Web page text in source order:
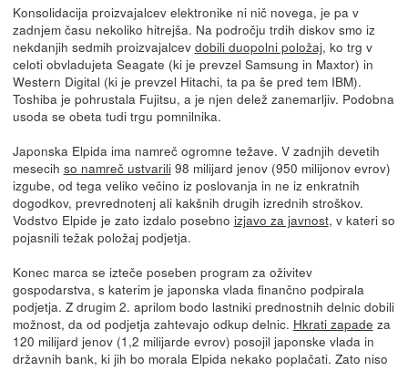
Konsolidacija proizvajalcev elektronike ni nič novega, je pa v
zadnjem času nekoliko hitrejša. Na področju trdih diskov smo iz
nekdanjih sedmih proizvajalcev dobili duopolni položaj, ko trg v
celoti obvladujeta Seagate (ki je prevzel Samsung in Maxtor) in
Western Digital (ki je prevzel Hitachi, ta pa še pred tem IBM).
Toshiba je pohrustala Fujitsu, a je njen delež zanemarljiv. Podobna
usoda se obeta tudi trgu pomnilnika.
Japonska Elpida ima namreč ogromne težave. V zadnjih devetih
mesecih so namreč ustvarili98 milijard jenov (950 milijonov evrov)
izgube, od tega veliko večino iz poslovanja in ne iz enkratnih
dogodkov, prevrednotenj ali kakšnih drugih izrednih stroškov.
Vodstvo Elpide je zato izdalo posebno izjavo za javnost, v kateri so
pojasnili težak položaj podjetja.
Konec marca se izteče poseben program za oživitev
gospodarstva, s katerim je japonska vlada finančno podpirala
podjetja. Z drugim 2. aprilom bodo lastniki prednostnih delnic dobili
možnost, da od podjetja zahtevajo odkup delnic. Hkrati zapade za
120 milijard jenov (1,2 milijarde evrov) posojil japonske vlada in
državnih bank, ki jih bo morala Elpida nekako poplačati. Zato niso